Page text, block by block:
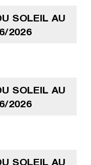
SOLEIL AU
2026
SOLEIL AU
2026
SOLEIL AU